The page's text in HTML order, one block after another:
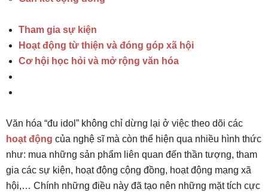
Tham gia sự kiện
Hoạt động từ thiện và đóng góp xã hội
Cơ hội học hỏi và mở rộng văn hóa
Văn hóa “đu idol” không chỉ dừng lại ở việc theo dõi các
hoạt động của nghệ sĩ mà còn thể hiện qua nhiều hình thức
như: mua những sản phẩm liên quan đến thần tượng, tham
gia các sự kiện, hoạt động cộng đồng, hoạt động mạng xã
hội,… Chính những điều này đã tạo nên những mặt tích cực